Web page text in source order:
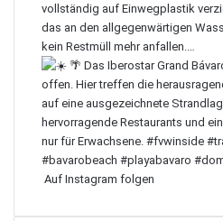
Auf Instagram folgen